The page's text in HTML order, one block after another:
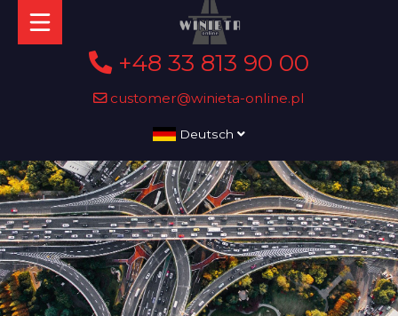
+48 33 813 90 00
customer@winieta-online.pl
Deutsch